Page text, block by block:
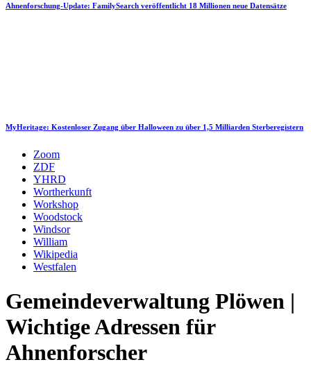
Ahnenforschung-Update: FamilySearch veröffentlicht 18 Millionen neue Datensätze
MyHeritage: Kostenloser Zugang über Halloween zu über 1,5 Milliarden Sterberegistern
Zoom
ZDF
YHRD
Wortherkunft
Workshop
Woodstock
Windsor
William
Wikipedia
Westfalen
Gemeindeverwaltung Plöwen |
Wichtige Adressen für
Ahnenforscher